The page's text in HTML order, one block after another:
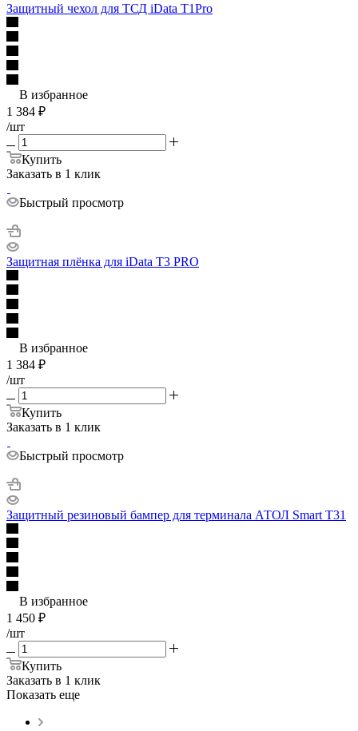
Защитный чехол для ТСД iData T1Pro
В избранное
1 384 ₽
/шт
Купить
Заказать в 1 клик
Быстрый просмотр
Защитная плёнка для iData T3 PRO
В избранное
1 384 ₽
/шт
Купить
Заказать в 1 клик
Быстрый просмотр
Защитный резиновый бампер для терминала АТОЛ Smart T31
В избранное
1 450 ₽
/шт
Купить
Заказать в 1 клик
Показать еще